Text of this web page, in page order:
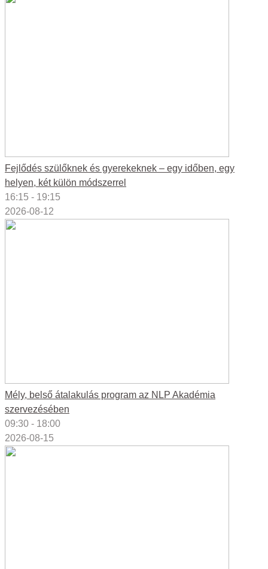
Fejlődés szülőknek és gyerekeknek – egy időben, egy
helyen, két külön módszerrel
16:15 - 19:15
2026-08-12
Mély, belső átalakulás program az NLP Akadémia
szervezésében
09:30 - 18:00
2026-08-15